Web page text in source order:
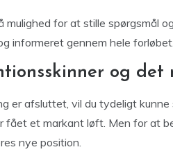
mulighed for at stille spørgsmål
informeret gennem hele forløbet.
og det
er afsluttet, vil du tydeligt
fået et markant løft. Men for at
nye position.